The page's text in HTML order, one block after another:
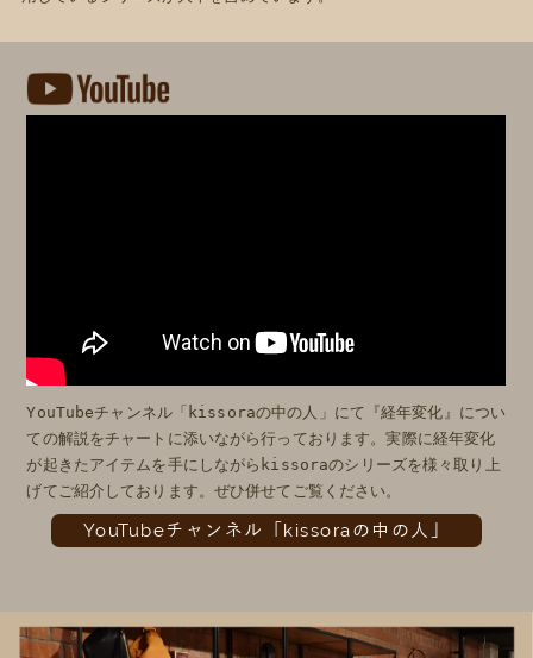
YouTubeチャンネル「kissoraの中の人」にて『経年変化』につい
ての解説をチャートに添いながら行っております。実際に経年変化
が起きたアイテムを手にしながらkissoraのシリーズを様々取り上
げてご紹介しております。ぜひ併せてご覧ください。
YouTubeチャンネル「kissoraの中の人」